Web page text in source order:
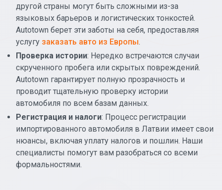
другой страны могут быть сложными из-за
языковых барьеров и логистических тонкостей.
Autotown берет эти заботы на себя, предоставляя
услугу заказать авто из Европы.
Проверка истории: Нередко встречаются случаи
скрученного пробега или скрытых повреждений.
Autotown гарантирует полную прозрачность и
проводит тщательную проверку истории
автомобиля по всем базам данных.
Регистрация и налоги: Процесс регистрации
импортированного автомобиля в Латвии имеет свои
нюансы, включая уплату налогов и пошлин. Наши
специалисты помогут вам разобраться со всеми
формальностями.